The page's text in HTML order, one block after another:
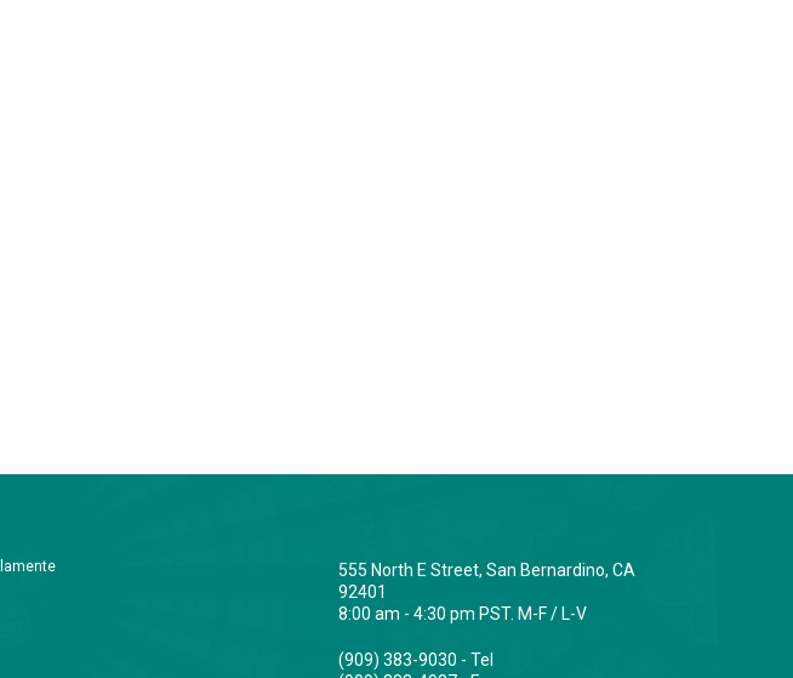
555 North E Street, San Bernardino, CA
92401
8:00 am - 4:30 pm PST. M-F / L-V
(909) 383-9030 - Tel